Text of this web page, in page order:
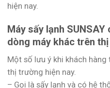
hiện nay.
Máy sấy lạnh
dòng máy khác trên
Một số lưu ý khi khách
thị trường hiện nay.
– Gọi là sấy lạnh và có hệ